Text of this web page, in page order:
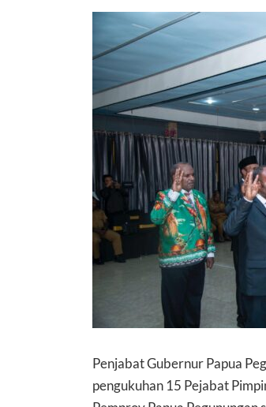
Penjabat Gubernur Papua
pengukuhan 15 Pejabat